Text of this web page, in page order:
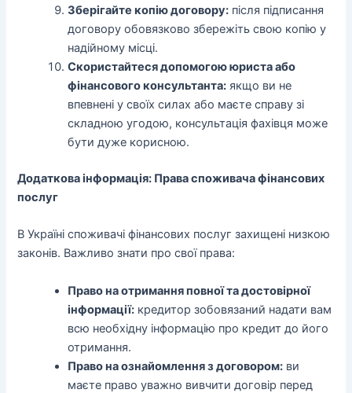
Зберігайте копію договору: після підписання
договору обовязково збережіть свою копію у
надійному місці.
Скористайтеся допомогою юриста або
фінансового консультанта: якщо ви не
впевнені у своїх силах або маєте справу зі
складною угодою, консультація фахівця може
бути дуже корисною.
Додаткова інформація: Права споживача фінансових
послуг
В Україні споживачі фінансових послуг захищені низкою
законів. Важливо знати про свої права:
Право на отримання повної та достовірної
інформації: кредитор зобовязаний надати вам
всю необхідну інформацію про кредит до його
отримання.
Право на ознайомлення з договором: ви
маєте право уважно вивчити договір перед